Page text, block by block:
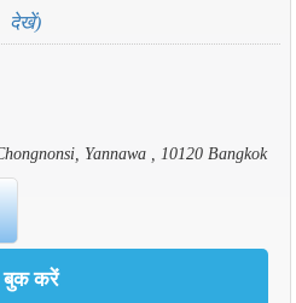
देखें)
Yannawa , 10120 Bangkok